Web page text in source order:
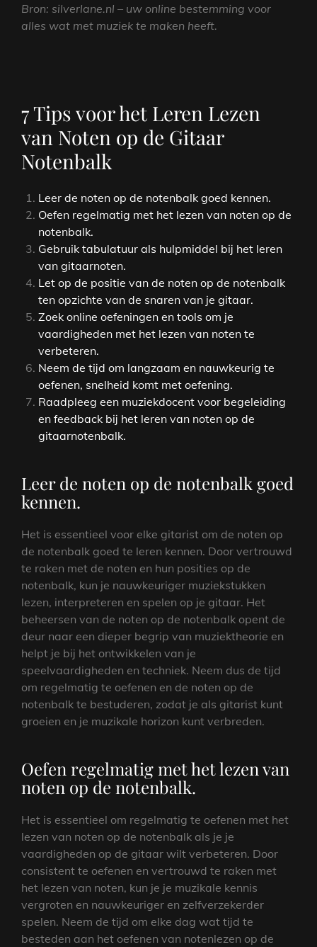
Bron: silverlane.nl – uw online bestemming voor
alles wat met muziek te maken heeft.
7 Tips voor het Leren Lezen
van Noten op de Gitaar
Notenbalk
Leer de noten op de notenbalk goed kennen.
Oefen regelmatig met het lezen van noten op de
notenbalk.
Gebruik tabulatuur als hulpmiddel bij het leren
van gitaarnoten.
Let op de positie van de noten op de notenbalk
ten opzichte van de snaren van je gitaar.
Zoek online oefeningen en tools om je
vaardigheden met het lezen van noten te
verbeteren.
Neem de tijd om langzaam en nauwkeurig te
oefenen, snelheid komt met oefening.
Raadpleeg een muziekdocent voor begeleiding
en feedback bij het leren van noten op de
gitaarnotenbalk.
Leer de noten op de notenbalk goed
kennen.
Het is essentieel voor elke gitarist om de noten op
de notenbalk goed te leren kennen. Door vertrouwd
te raken met de noten en hun posities op de
notenbalk, kun je nauwkeuriger muziekstukken
lezen, interpreteren en spelen op je gitaar. Het
beheersen van de noten op de notenbalk opent de
deur naar een dieper begrip van muziektheorie en
helpt je bij het ontwikkelen van je
speelvaardigheden en techniek. Neem dus de tijd
om regelmatig te oefenen en de noten op de
notenbalk te bestuderen, zodat je als gitarist kunt
groeien en je muzikale horizon kunt verbreden.
Oefen regelmatig met het lezen van
noten op de notenbalk.
Het is essentieel om regelmatig te oefenen met het
lezen van noten op de notenbalk als je je
vaardigheden op de gitaar wilt verbeteren. Door
consistent te oefenen en vertrouwd te raken met
het lezen van noten, kun je je muzikale kennis
vergroten en nauwkeuriger en zelfverzekerder
spelen. Neem de tijd om elke dag wat tijd te
besteden aan het oefenen van notenlezen op de